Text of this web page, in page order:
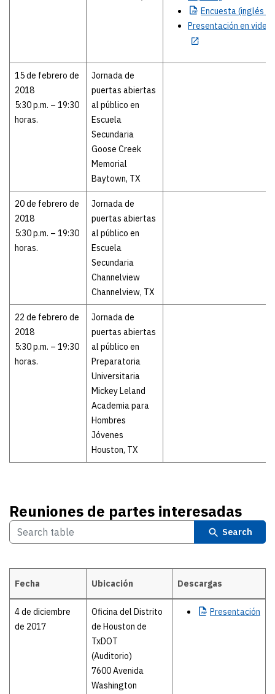
Encuesta (inglés
Presentación en video
15 de febrero de
2018
5:30 p.m. – 19:30
horas.
Jornada de
puertas abiertas
al público en
Escuela
Secundaria
Goose Creek
Memorial
Baytown, TX
20 de febrero de
2018
5:30 p.m. – 19:30
horas.
Jornada de
puertas abiertas
al público en
Escuela
Secundaria
Channelview
Channelview, TX
22 de febrero de
2018
5:30 p.m. – 19:30
horas.
Jornada de
puertas abiertas
al público en
Preparatoria
Universitaria
Mickey Leland
Academia para
Hombres
Jóvenes
Houston, TX
Reuniones de partes interesadas
Search
Reuniones de partes interesadas
Fecha Ubicación Descargas
4 de diciembre
de 2017
Oficina del Distrito
de Houston de
TxDOT
(Auditorio)
7600 Avenida
Washington
Presentación